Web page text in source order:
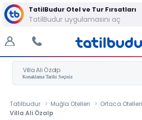
TatilBudur Otel ve Tur Fırsatları
TatilBudur uygulamasını aç
Villa Ali Özalp
Tatilbudur Muğla Otelleri Ortaca Otelleri
Villa Ali Özalp